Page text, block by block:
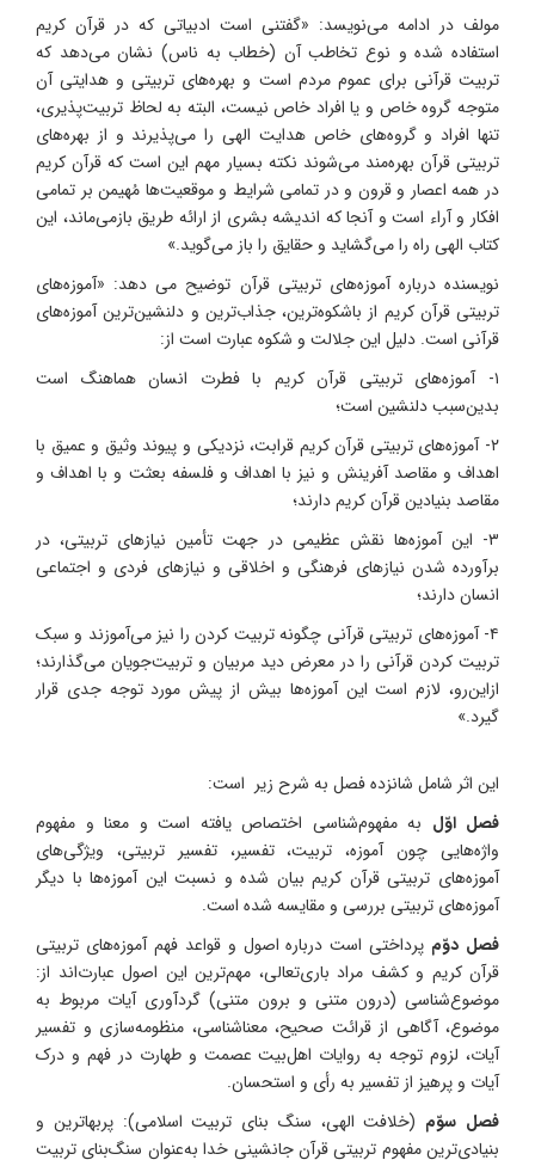
مولف در ادامه می‌نویسد: «گفتنی است ادبیاتی که در قرآن کریم
استفاده شده و نوع تخاطب آن (خطاب به ناس) نشان می‌دهد که
تربیت قرآنی برای عموم مردم است و بهره‌های تربیتی و هدایتی آن
متوجه گروه خاص و یا افراد خاص نیست، البته به لحاظ تربیت‌پذیری،
تنها افراد و گروه‌های خاص هدایت الهی را می‌پذیرند و از بهره‌های
تربیتی قرآن بهره‌مند می‌شوند نکته بسیار مهم این است که قرآن کریم
در همه ‌اعصار و قرون و در تمامی شرایط و موقعیت‌ها مُهیمن بر تمامی
افکار و آراء است و آنجا که اندیشه بشری از ارائه طریق بازمی‌ماند، این
کتاب الهی راه را می‌گشاید و حقایق را باز می‌گوید.»
نویسنده درباره آموزه‌های تربیتی قرآن توضیح می دهد: «آموزه‌های
تربیتی قرآن کریم از باشکوه‌ترین، جذاب‌ترین و دلنشین‌ترین آموزه‌های
قرآنی است. دلیل این جلالت و شکوه عبارت است از:
۱- آموزه‌های تربیتی قرآن کریم با فطرت انسان هماهنگ است
بدین‌سبب دلنشین است؛
۲- آموزه‌های تربیتی قرآن کریم قرابت، نزدیکی و پیوند وثیق و عمیق با
اهداف و مقاصد آفرینش و نیز با اهداف و فلسفه بعثت و با اهداف و
مقاصد بنیادین قرآن کریم دارند؛
۳- این آموزه‌ها نقش عظیمی در جهت تأمین نیازهای تربیتی، در
برآورده شدن نیازهای فرهنگی و اخلاقی و نیازهای فردی و اجتماعی
انسان دارند؛
۴- آموزه‌های تربیتی قرآنی چگونه تربیت کردن را نیز می‌آموزند و سبک
تربیت کردن قرآنی را در معرض دید مربیان و تربیت‌جویان می‌گذارند؛
ازاین‌رو، لازم است این آموزه‌ها بیش از پیش مورد توجه جدی قرار
گیرد.»
این اثر شامل شانزده فصل به شرح زیر است:
فصل اوّل به مفهوم‌شناسی اختصاص یافته است و معنا و مفهوم
واژه‌هایی چون آموزه، تربیت، تفسیر، تفسیر تربیتی، ویژگی‌های
آموزه‌های تربیتی قرآن کریم بیان شده و نسبت این آموزه‌ها با دیگر
آموزه‌های تربیتی بررسی و مقایسه شده است.
فصل دوّم پرداختی است درباره اصول و قواعد فهم آموزه‌های تربیتی
قرآن کریم و کشف مراد باری‌تعالی، مهم‌ترین این اصول عبارت‌اند از:
موضوع‌شناسی (درون متنی و برون متنی) گردآوری آیات مربوط به
موضوع، آگاهی از قرائت صحیح، معناشناسی، منظومه‌سازی و تفسیر
آیات، لزوم توجه به روایات اهل‌بیت عصمت و طهارت در فهم و درک
آیات و پرهیز از تفسیر به رأی و استحسان.
فصل سوّم (خلافت الهی، سنگ بنای تربیت اسلامی): پربهاترین و
بنیادی‌ترین مفهوم تربیتی قرآن جانشینی خدا به‌عنوان سنگ‌بنای تربیت